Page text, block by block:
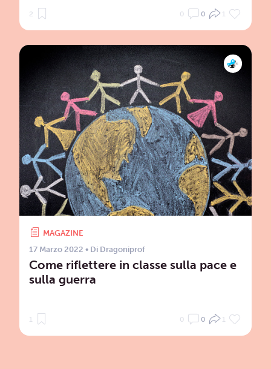
2 0 0 1
MAGAZINE
17 Marzo 2022 • Di Dragoniprof
Come riflettere in classe sulla pace e
sulla guerra
1 0 0 1